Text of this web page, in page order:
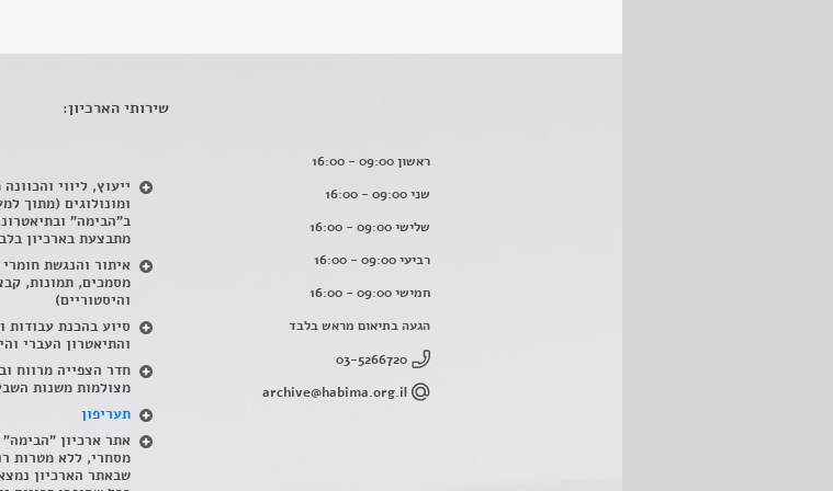
ראשון 09:00 - 16:00
שני 09:00 - 16:00
שלישי 09:00 - 16:00
רביעי 09:00 - 16:00
חמישי 09:00 - 16:00
הגעה בתיאום מראש בלבד
03-5266720
archive@habima.org.il
שירותי הארכיון:
ייעוץ, ליווי
ב"הבימה"
מתבצעת בארכיון
איתור והנגשת חומרי
מסמכים, תמונות,
והיסטוריים)
סיוע בהכנת עבודות
והתיאטרון העברי
מצולמות משנות
תעריפון
אתר ארכיון "הבימה"
מסחרי, ללא מטרות
שבאתר הארכיון